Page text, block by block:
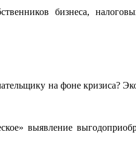
бизнеса,
на фоне кризиса?
выявление